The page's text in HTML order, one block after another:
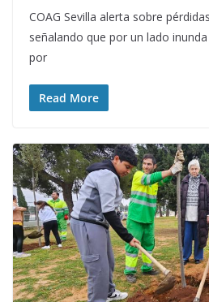
COAG Sevilla alerta sobre
señalando que por un lado
por
Read More